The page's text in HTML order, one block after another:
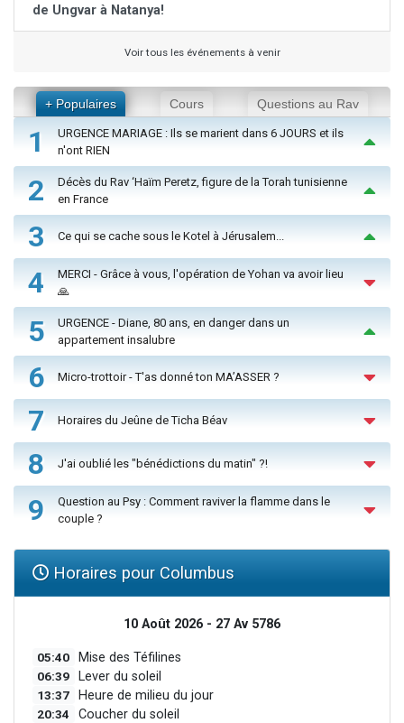
de Ungvar à Natanya!
Voir tous les événements à venir
+ Populaires Cours Questions au Rav
1
URGENCE MARIAGE : Ils se marient dans 6 JOURS et ils
n'ont RIEN
2
Décès du Rav ‘Haïm Peretz, figure de la Torah tunisienne
en France
3 Ce qui se cache sous le Kotel à Jérusalem...
4
MERCI - Grâce à vous, l'opération de Yohan va avoir lieu
🙏
5
URGENCE - Diane, 80 ans, en danger dans un
appartement insalubre
6 Micro-trottoir - T'as donné ton MA’ASSER ?
7 Horaires du Jeûne de Ticha Béav
8 J'ai oublié les "bénédictions du matin" ?!
9
Question au Psy : Comment raviver la flamme dans le
couple ?
Horaires pour Columbus
10 Août 2026 - 27 Av 5786
05:40 Mise des Téfilines
06:39 Lever du soleil
13:37 Heure de milieu du jour
20:34 Coucher du soleil